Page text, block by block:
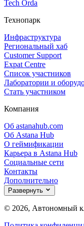
Tech Orda
Технопарк
Инфраструктура
Региональный хаб
Customer Support
Expat Centre
Список участников
Лаборатории и
Стать участником
Компания
Об astanahub.com
Об Astana Hub
О геймификации
Карьера в Astana Hub
Социальные сети
Контакты
Дополнительно
Развернуть
© 2026, Автономный